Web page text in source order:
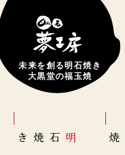
未来を創る明石焼き
大黒堂の福玉焼
明石焼き 福玉焼